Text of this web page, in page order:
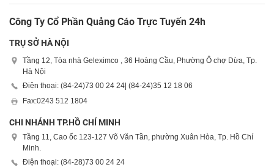
Công Ty Cổ Phần Quảng Cáo Trực Tuyến 24h
TRỤ SỞ HÀ NỘI
Tầng 12, Tòa nhà Geleximco , 36 Hoàng Cầu, Phường Ô chợ Dừa, Tp.
Hà Nội
Điện thoại: (84-24)73 00 24 24| (84-24)35 12 18 06
Fax:0243 512 1804
CHI NHÁNH TP.HỒ CHÍ MINH
Tầng 11, Cao ốc 123-127 Võ Văn Tần, phường Xuân Hòa, Tp. Hồ Chí
Minh.
Điện thoại: (84-28)73 00 24 24